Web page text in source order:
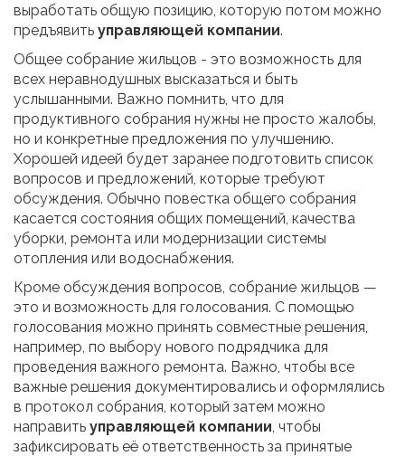
выработать общую позицию, которую потом можно
предъявить управляющей компании.
Общее собрание жильцов - это возможность для
всех неравнодушных высказаться и быть
услышанными. Важно помнить, что для
продуктивного собрания нужны не просто жалобы,
но и конкретные предложения по улучшению.
Хорошей идеей будет заранее подготовить список
вопросов и предложений, которые требуют
обсуждения. Обычно повестка общего собрания
касается состояния общих помещений, качества
уборки, ремонта или модернизации системы
отопления или водоснабжения.
Кроме обсуждения вопросов, собрание жильцов —
это и возможность для голосования. С помощью
голосования можно принять совместные решения,
например, по выбору нового подрядчика для
проведения важного ремонта. Важно, чтобы все
важные решения документировались и оформлялись
в протокол собрания, который затем можно
направить управляющей компании , чтобы
зафиксировать её ответственность за принятые